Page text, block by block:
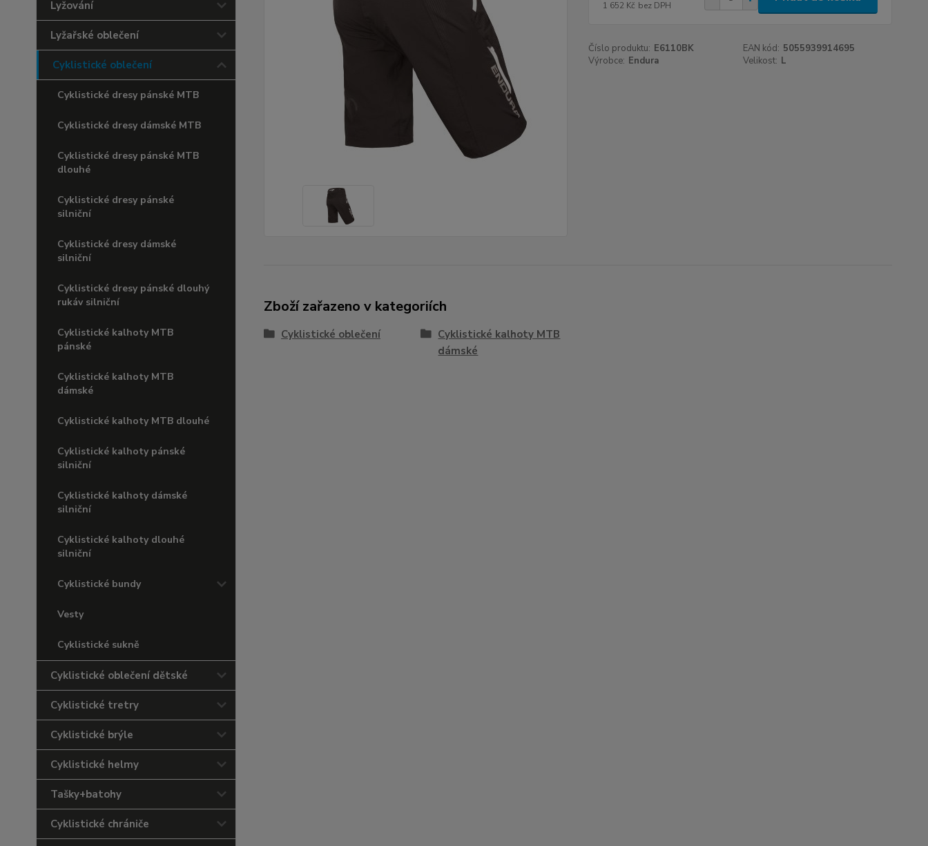
Lyžování
Lyžařské oblečení
Cyklistické oblečení
Cyklistické dresy pánské MTB
Cyklistické dresy dámské MTB
Cyklistické dresy pánské MTB
dlouhé
Cyklistické dresy pánské
silniční
Cyklistické dresy dámské
silniční
Cyklistické dresy pánské dlouhý
rukáv silniční
Cyklistické kalhoty MTB
pánské
Cyklistické kalhoty MTB
dámské
Cyklistické kalhoty MTB dlouhé
Cyklistické kalhoty pánské
silniční
Cyklistické kalhoty dámské
silniční
Cyklistické kalhoty dlouhé
silniční
Cyklistické bundy
Vesty
Cyklistické sukně
Cyklistické oblečení dětské
Cyklistické tretry
Cyklistické brýle
Cyklistické helmy
Tašky+batohy
Cyklistické chrániče
1 652 Kč bez DPH
Číslo produktu: E6110BK EAN kód: 5055939914695
Výrobce: Endura Velikost: L
Zboží zařazeno v kategoriích
Cyklistické oblečení
Cyklistické kalhoty MTB
dámské